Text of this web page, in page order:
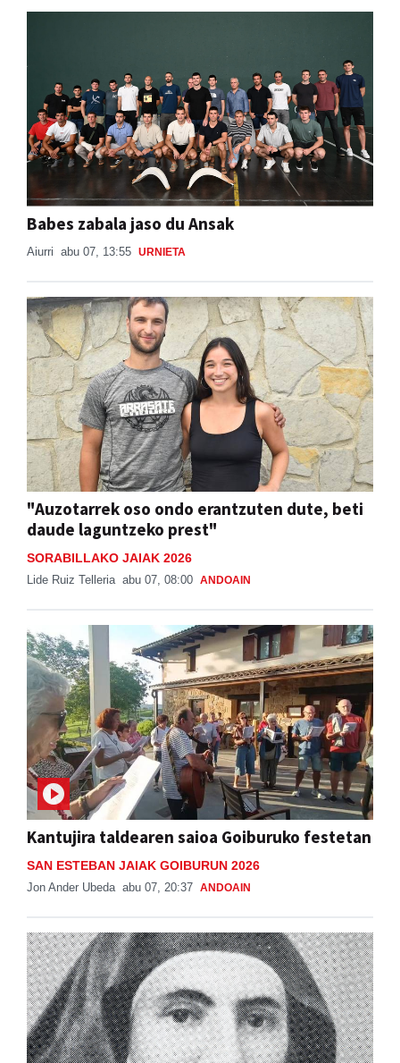
Babes zabala jaso du Ansak
Aiurri abu 07, 13:55 URNIETA
"Auzotarrek oso ondo erantzuten dute, beti
daude laguntzeko prest"
SORABILLAKO JAIAK 2026
Lide Ruiz Telleria abu 07, 08:00 ANDOAIN
Kantujira taldearen saioa Goiburuko festetan
SAN ESTEBAN JAIAK GOIBURUN 2026
Jon Ander Ubeda abu 07, 20:37 ANDOAIN